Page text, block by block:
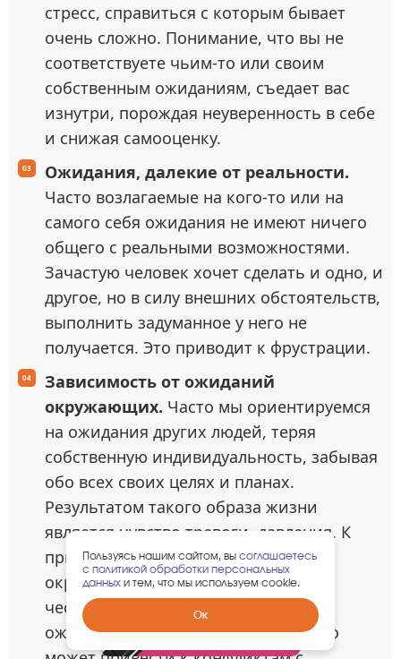
стресс, справиться с которым бывает
очень сложно. Понимание, что вы не
соответствуете чьим-то или своим
собственным ожиданиям, съедает вас
изнутри, порождая неуверенность в себе
и снижая самооценку.
Ожидания, далекие от реальности.
Часто возлагаемые на кого-то или на
самого себя ожидания не имеют ничего
общего с реальными возможностями.
Зачастую человек хочет сделать и одно, и
другое, но в силу внешних обстоятельств,
выполнить задуманное у него не
получается. Это приводит к фрустрации.
Зависимость от ожиданий
окружающих. Часто мы ориентируемся
на ожидания других людей, теряя
собственную индивидуальность, забывая
обо всех своих целях и планах.
Результатом такого образа жизни
является чувство тревоги, давления. К
примеру, если вы ожидаете от
окружающих доброго отношения,
честности и взаимовыручки, ваши
ожидания могут быть обмануты, что
Забрать
гарантированный
Пользуясь нашим сайтом, вы соглашаетесь
с политикой обработки персональных
данных и тем, что мы используем cookie.
Ок